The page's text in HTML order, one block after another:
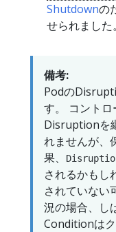
Shutdownの
せられました。
備考:
Podの
す。 コント
Disruptionを
れませんが、
果、
されるかもし
されていない
況の場合、し
Conditionはク